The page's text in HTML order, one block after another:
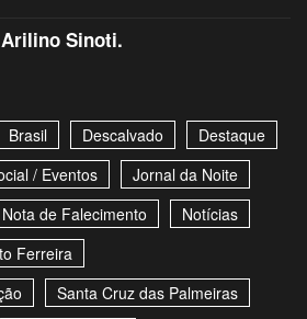
Sinoti.
Brasil Descalvado
Destaque
/ Eventos
Jornal da Noite
Nota de Falecimento
Notícias
Ferreira
Santa Cruz das Palmeiras